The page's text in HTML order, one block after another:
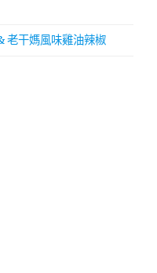
老干媽風味雞油辣椒